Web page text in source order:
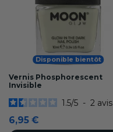
Disponible bientôt
Vernis Phosphorescent
Invisible
1.5/5 - 2 avis
6,95 €